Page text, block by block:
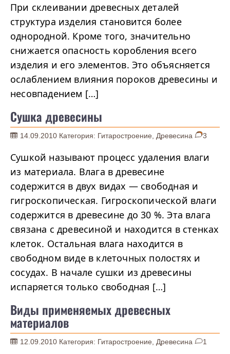
При склеивании древесных деталей
структура изделия становится более
однородной. Кроме того, значительно
снижается опасность коробления всего
изделия и его элементов. Это объясняется
ослаблением влияния пороков древесины и
несовпадением […]
Сушка древесины
14.09.2010 Категория: Гитаростроение Древесина 3
Сушкой называют процесс удаления влаги
из материала. Влага в древесине
содержится в двух видах — свободная и
гигроскопическая. Гигроскопической влаги
содержится в древесине до 30 %. Эта влага
связана с древесиной и находится в стенках
клеток. Остальная влага находится в
свободном виде в клеточных полостях и
сосудах. В начале сушки из древесины
испаряется только свободная […]
Виды применяемых древесных
материалов
12.09.2010 Категория: Гитаростроение Древесина 1